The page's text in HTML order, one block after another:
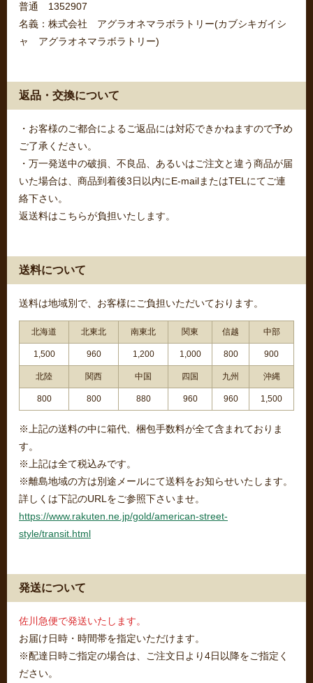
普通 1352907
名義：株式会社 アグラオネマラボラトリー(カブシキガイシ
ャ アグラオネマラボラトリー)
返品・交換について
・お客様のご都合によるご返品には対応できかねますので予め
ご了承ください。
・万一発送中の破損、不良品、あるいはご注文と違う商品が届
いた場合は、商品到着後3日以内にE-mailまたはTELにてご連
絡下さい。
返送料はこちらが負担いたします。
送料について
送料は地域別で、お客様にご負担いただいております。
北海道 北東北 南東北 関東 信越 中部
1,500 960 1,200 1,000 800 900
北陸 関西 中国 四国 九州 沖縄
800 800 880 960 960 1,500
※上記の送料の中に箱代、梱包手数料が全て含まれておりま
す。
※上記は全て税込みです。
※離島地域の方は別途メールにて送料をお知らせいたします。
詳しくは下記のURLをご参照下さいませ。
https://www.rakuten.ne.jp/gold/american-street-
style/transit.html
発送について
佐川急便で発送いたします。
お届け日時・時間帯を指定いただけます。
※配達日時ご指定の場合は、ご注文日より4日以降をご指定く
ださい。